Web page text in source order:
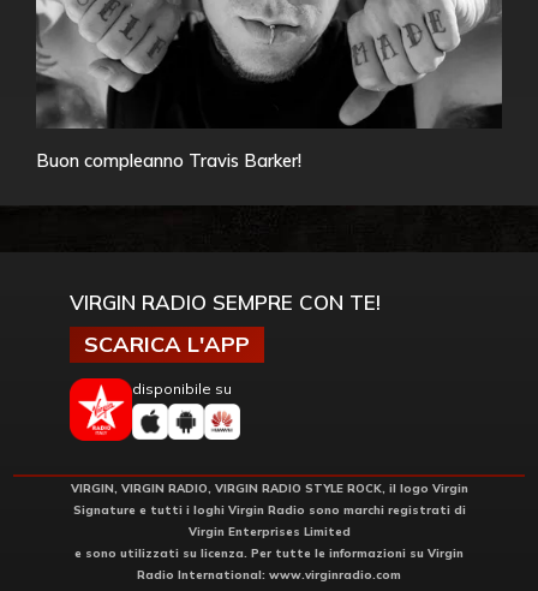
Buon compleanno Travis Barker!
VIRGIN RADIO SEMPRE CON TE!
SCARICA L'APP
disponibile su
VIRGIN, VIRGIN RADIO, VIRGIN RADIO STYLE ROCK, il logo Virgin
Signature e tutti i loghi Virgin Radio sono marchi registrati di
Virgin Enterprises Limited
e sono utilizzati su licenza. Per tutte le informazioni su Virgin
Radio International: www.virginradio.com